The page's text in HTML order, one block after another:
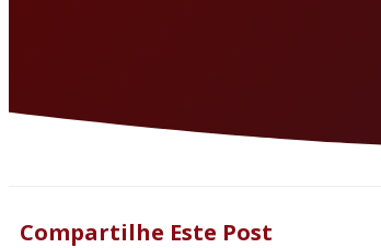
Compartilhe Este Post